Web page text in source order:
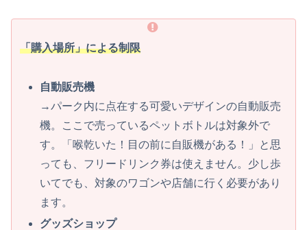
「購入場所」による制限
自動販売機
→パーク内に点在する可愛いデザインの自動販売
機。ここで売っているペットボトルは対象外で
す。「喉乾いた！目の前に自販機がある！」と思
っても、フリードリンク券は使えません。少し歩
いてでも、対象のワゴンや店舗に行く必要があり
ます。
グッズショップ